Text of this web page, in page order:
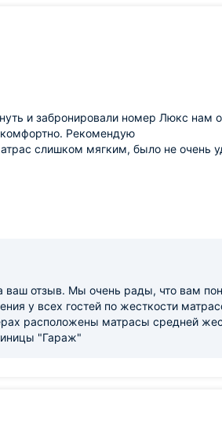
и забронировали номер Люкс нам
комфортно. Рекомендую
слишком мягким, было не очень
ваш отзыв. Мы очень рады, что вам
у всех гостей по жесткости
расположены матрасы средней
"Гараж"